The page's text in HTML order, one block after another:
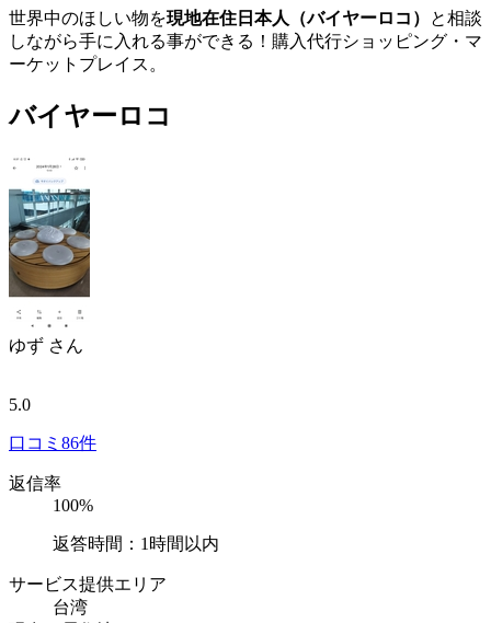
世界中のほしい物を現地在住日本人（バイヤーロコ）
と相談
しながら手に入れる事ができる！購入代行ショッピング・マ
ーケットプレイス。
バイヤーロコ
ゆず さん
5.0
口コミ 86件
返信率
100%
返答時間：1時間以内
サービス提供エリア
台湾